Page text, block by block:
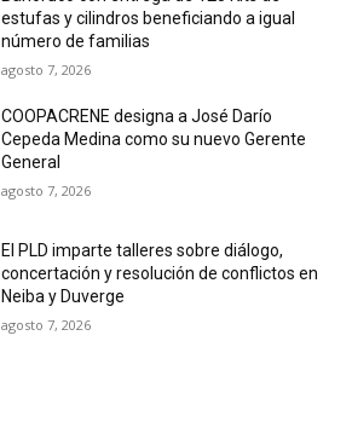
estufas y cilindros beneficiando a igual
número de familias
agosto 7, 2026
COOPACRENE designa a José Darío
Cepeda Medina como su nuevo Gerente
General
agosto 7, 2026
El PLD imparte talleres sobre diálogo,
concertación y resolución de conflictos en
Neiba y Duverge
agosto 7, 2026